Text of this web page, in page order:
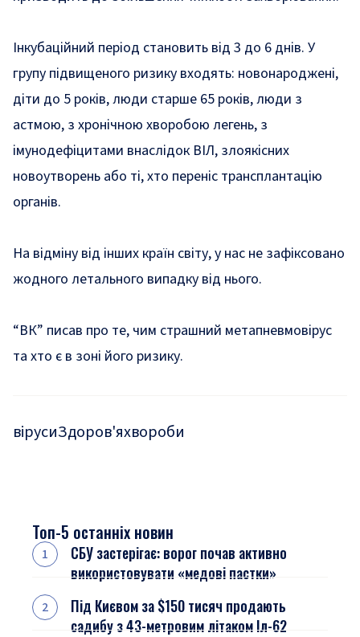
Інкубаційний період становить від 3 до 6 днів. У
групу підвищеного ризику входять: новонароджені,
діти до 5 років, люди старше 65 років, люди з
астмою, з хронічною хворобою легень, з
імунодефіцитами внаслідок ВІЛ, злоякісних
новоутворень або ті, хто переніс трансплантацію
органів.
На відміну від інших країн світу, у нас не зафіксовано
жодного летального випадку від нього.
“ВК” писав про те, чим страшний метапневмовірус
та хто є в зоні його ризику.
вірусиЗдоров'яхвороби
Топ-5 останніх новин
СБУ застерігає: ворог почав активно
використовувати «медові пастки»
Під Києвом за $150 тисяч продають
садибу з 43-метровим літаком Іл-62